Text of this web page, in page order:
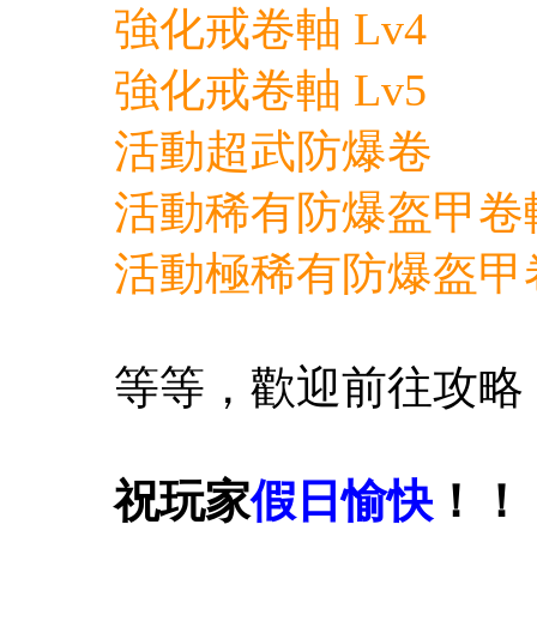
強化戒卷軸 Lv4
強化戒卷軸 Lv5
活動超武防爆卷
活動稀有防爆盔甲卷
活動極稀有防爆盔甲
等等，歡迎前往攻略
祝玩家假日愉快 ！！